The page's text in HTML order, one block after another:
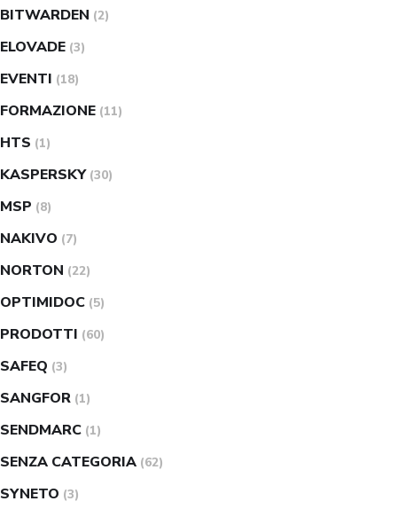
BITWARDEN (2)
ELOVADE (3)
EVENTI (18)
FORMAZIONE (11)
HTS (1)
KASPERSKY (30)
MSP (8)
NAKIVO (7)
NORTON (22)
OPTIMIDOC (5)
PRODOTTI (60)
SAFEQ (3)
SANGFOR (1)
SENDMARC (1)
SENZA CATEGORIA (62)
SYNETO (3)